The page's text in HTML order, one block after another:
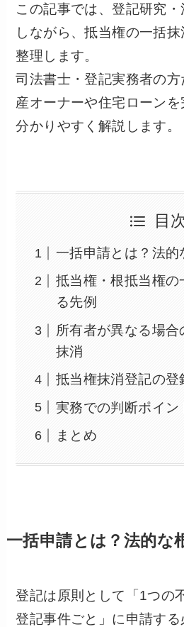
この記事では、登記研究
しながら、抵当権の一括
整理します。
司法書士・登記実務者の
産オーナーや住宅ローン
分かりやすく解説します。
目
一括申請とは？法的
抵当権・根抵当権の
る先例
所有者が異なる場
抹消
抵当権抹消登記の登
実務での判断ポイン
まとめ
一括申請とは？法的な
登記は原則として「1つの
登記事件ごと」に申請す